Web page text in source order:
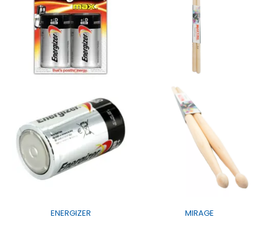
ENERGIZER
MIRAGE